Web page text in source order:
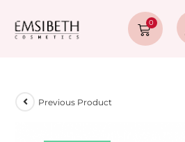
0
Previous Product